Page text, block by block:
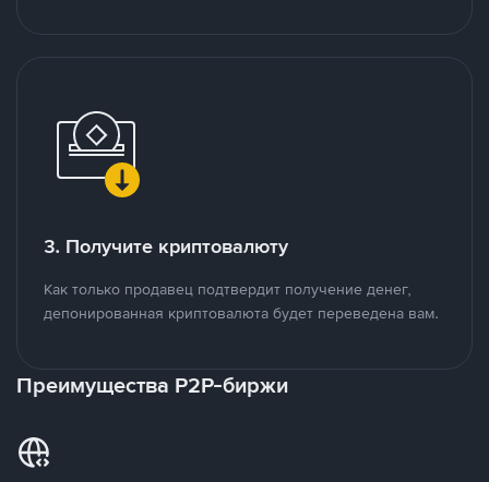
3. Получите криптовалюту
Как только продавец подтвердит получение денег,
депонированная криптовалюта будет переведена вам.
Преимущества P2P-биржи